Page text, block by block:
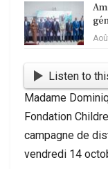
Listen to
Madame
Fondation
campagne de
vendredi 14